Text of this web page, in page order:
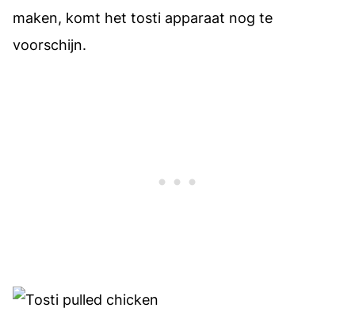
maken, komt het tosti apparaat nog te
voorschijn.